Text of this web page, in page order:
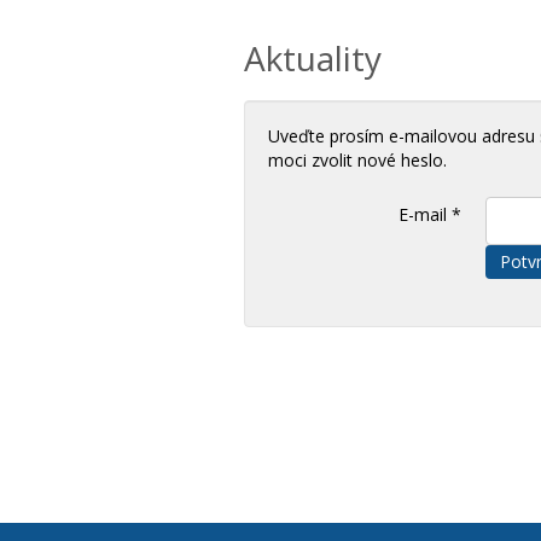
Aktuality
Uveďte prosím e-mailovou
moci zvolit nové heslo.
E-mail *